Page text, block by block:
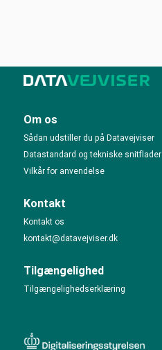
Om os
Sådan udstiller du på Datavejviser
Datastandard og tekniske snitflader
Vilkår for anvendelse
Kontakt
Kontakt os
kontakt@datavejviser.dk
Tilgængelighed
Tilgængelighedserklæring